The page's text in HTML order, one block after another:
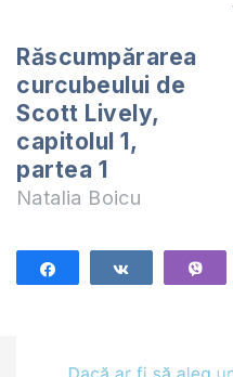
Răscumpărarea
curcubeului de
Scott Lively,
capitolul 1,
partea 1
Natalia Boicu